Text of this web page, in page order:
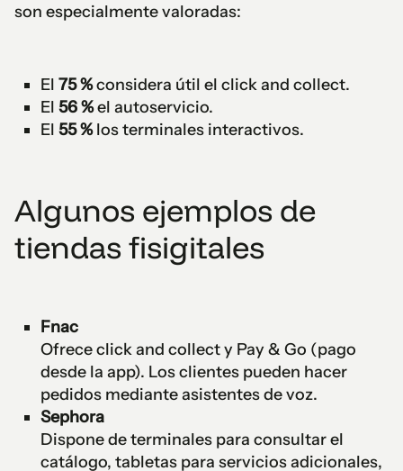
son especialmente valoradas:
El 75 %considera útil el click and collect.
El 56 %el autoservicio.
El 55 %los terminales interactivos.
Algunos ejemplos de
tiendas fisigitales
Fnac
Ofrece click and collect y Pay & Go (pago
desde la app). Los clientes pueden hacer
pedidos mediante asistentes de voz.
Sephora
Dispone de terminales para consultar el
catálogo, tabletas para servicios adicionales,